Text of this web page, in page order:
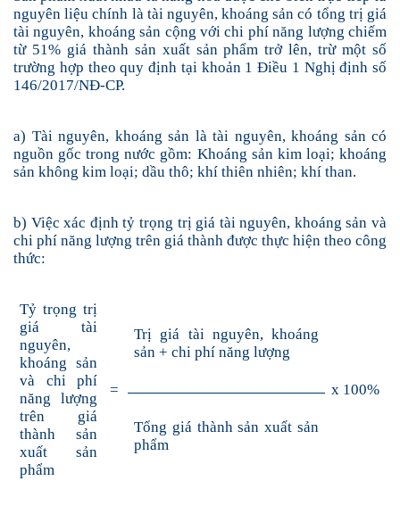
nguyên liệu chính là tài nguyên, khoáng sản có tổng trị giá
tài nguyên, khoáng sản cộng với chi phí năng lượng chiếm
từ 51% giá thành sản xuất sản phẩm trở lên, trừ một số
trường hợp theo quy định tại khoản 1 Điều 1 Nghị định số
146/2017/NĐ-CP.
a) Tài nguyên, khoáng sản là tài nguyên, khoáng sản có
nguồn gốc trong nước gồm: Khoáng sản kim loại; khoáng
sản không kim loại; dầu thô; khí thiên nhiên; khí than.
b) Việc xác định tỷ trọng trị giá tài nguyên, khoáng sản và
chi phí năng lượng trên giá thành được thực hiện theo công
thức:
Tỷ trọng trị
giá tài
nguyên,
khoáng sản
và chi phí
năng lượng
trên giá
thành sản
xuất sản
phẩm
=
Trị giá tài nguyên, khoáng
sản + chi phí năng lượng
x 100%
Tổng giá thành sản xuất sản
phẩm